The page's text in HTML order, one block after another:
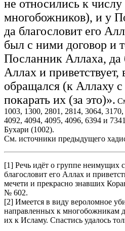
не относились к
многобожников), и у
да благословит его
был с ними договор и
Посланник Аллаха, да
Аллах и приветствует,
обращался (к Аллаху
покарать их (за это)».
1003, 1300, 2801, 2814, 3064,
4092, 4094, 4095, 4096, 6394 и
Бухари (1002).
См. источники предыдущего
[1] Речь идёт о группе неимущих
благословит его Аллах и
мечети и прекрасно знавших
№ 602.
[2] Имеется в виду вероломное
направленных к многобожникам
их к Исламу. Спастись удалось